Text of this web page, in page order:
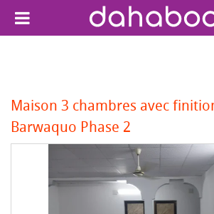
Maison 3 chambres avec
Barwaquo Phase 2